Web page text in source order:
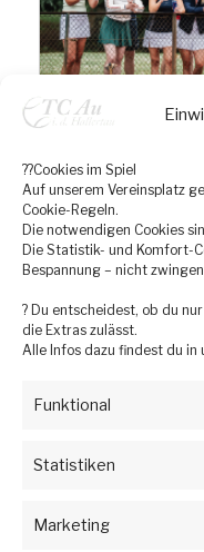
??Cookies im Spiel
Auf unserem Vereinsplatz
Cookie-Regeln.
Die notwendigen Cookies
Die Statistik- und Komfort-
Bespannung – nicht
? Du entscheidest, ob du
die Extras zulässt.
Alle Infos dazu findest du in
Funktional
Statistiken
Marketing